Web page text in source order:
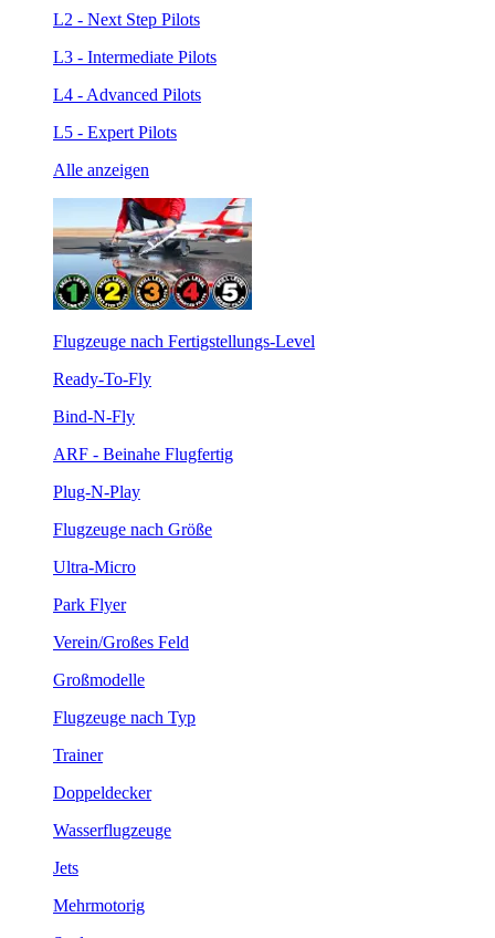
L2 - Next Step Pilots
L3 - Intermediate Pilots
L4 - Advanced Pilots
L5 - Expert Pilots
Alle anzeigen
Flugzeuge nach Fertigstellungs-Level
Ready-To-Fly
Bind-N-Fly
ARF - Beinahe Flugfertig
Plug-N-Play
Flugzeuge nach Größe
Ultra-Micro
Park Flyer
Verein/Großes Feld
Großmodelle
Flugzeuge nach Typ
Trainer
Doppeldecker
Wasserflugzeuge
Jets
Mehrmotorig